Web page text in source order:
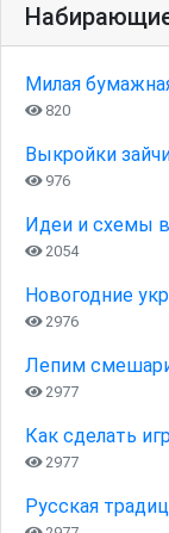
Милая
820
Выкройки
976
Идеи и схемы
2054
Новогодние
2976
Лепим
2977
Как сделать
2977
Русская